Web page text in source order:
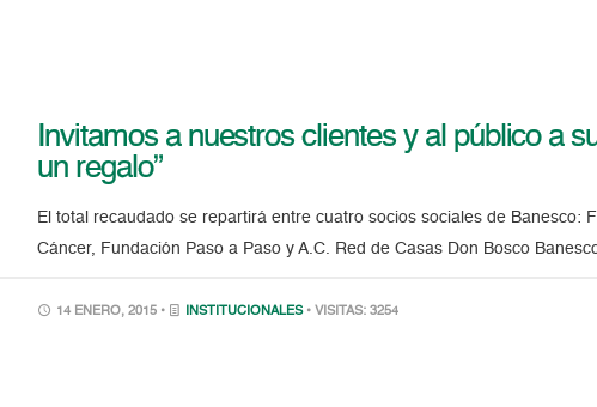
Invitamos a nuestros clientes y al público a
un regalo”
El total recaudado se repartirá entre cuatro socios sociales de Banesco:
Cáncer, Fundación Paso a Paso y A.C. Red de Casas Don Bosco
14 ENERO, 2015 • INSTITUCIONALES • VISITAS: 3254